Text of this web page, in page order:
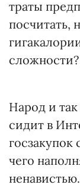
траты
посчитать,
сложности?
Народ и так
сидит в
чего